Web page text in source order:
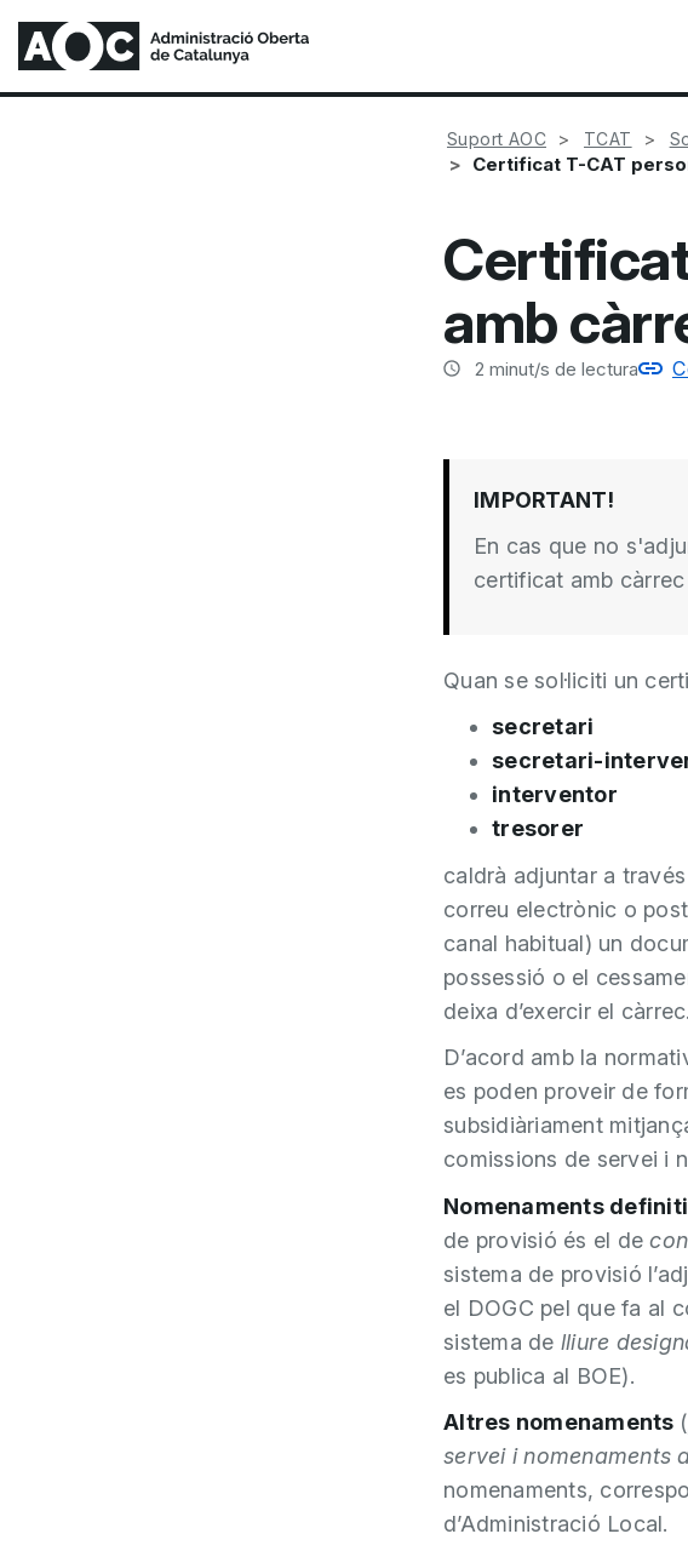
Suport AOC TCAT
Certificat T-CAT
amb
2 minut/s de lectura
IMPORTANT!
En cas que no
certificat amb càrrec
Quan se sol·liciti un
secretari
secretari-
interventor
tresorer
caldrà adjuntar a
correu electrònic o
canal habitual) un
possessió o el
deixa d’exercir el càrrec.
D’acord amb la
es poden proveir de
subsidiàriament
comissions de servei i
Nomenaments
de provisió és el de
sistema de provisió
el DOGC pel que fa al
sistema de lliure
es publica al BOE).
Altres nomenaments (
servei i nomenaments
nomenaments,
d’Administració Local.